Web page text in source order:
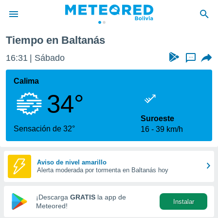
de
ha
calidad.
a este
las
y
forma
digital
basada
Tiempo en Baltanás
16:31 Sábado ...
Calima
34°
Sensación de 32°
Suroeste
16
39 km/h
Aviso de nivel amarillo
Alerta moderada por tormenta en Baltanás hoy
¡Descarga GRATIS la app de
Meteored!
Instalar